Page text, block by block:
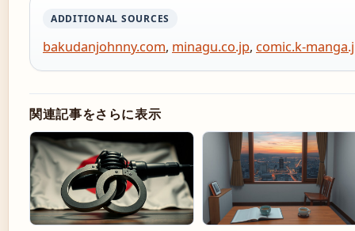
ADDITIONAL SOURCES
bakudanjohnny.com, minagu.co.jp, comic.k-
関連記事をさらに表示